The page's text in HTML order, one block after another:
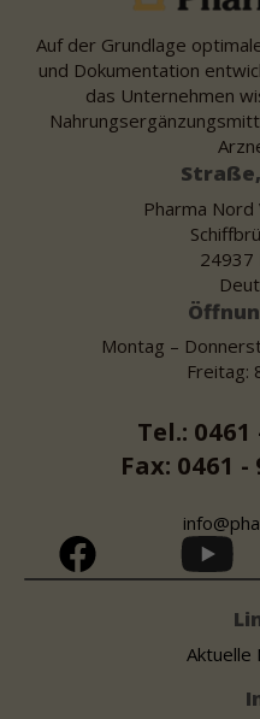
Auf der Grundlage
und Dokumentation
das Unternehmen
Pharma
24937
Montag –
Freitag:
Tel.: 0461
Fax: 0461 -
Aktuelle